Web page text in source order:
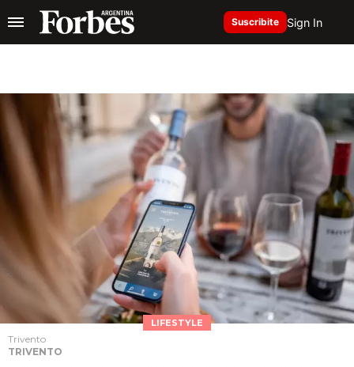
Suscribite Sign In
LIFESTYLE
Trivento
TRIVENTO